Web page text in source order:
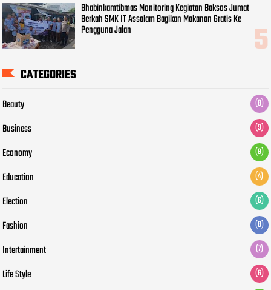
Bhabinkamtibmas Monitoring Kegiatan Baksos Jumat
Berkah SMK IT Assalam Bagikan Makanan Gratis Ke
Pengguna Jalan
CATEGORIES
Beauty (8)
Business (9)
Economy (9)
Education (4)
Election (6)
Fashion (8)
Intertainment (7)
Life Style (6)